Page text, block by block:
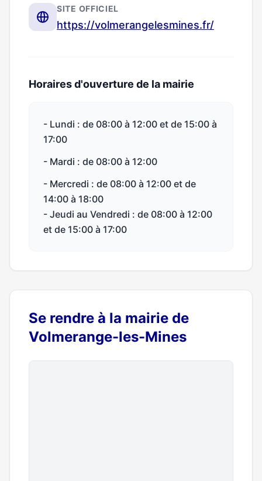
SITE OFFICIEL
https://volmerangelesmines.fr/
Horaires d'ouverture de la mairie
- Lundi : de 08:00 à 12:00 et de 15:00 à
17:00
- Mardi : de 08:00 à 12:00
- Mercredi : de 08:00 à 12:00 et de
14:00 à 18:00
- Jeudi au Vendredi : de 08:00 à 12:00
et de 15:00 à 17:00
Se rendre à la mairie de
Volmerange-les-Mines